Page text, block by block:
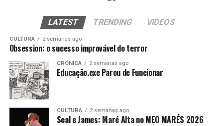
LATEST TRENDING VIDEOS
CULTURA 2 semanas ago
Obsession: o sucesso improvável do terror
CRÓNICA 2 semanas ago
Educação.exe Parou de Funcionar
CULTURA 2 semanas ago
Seal e James: Maré Alta no MEO MARÉS 2026